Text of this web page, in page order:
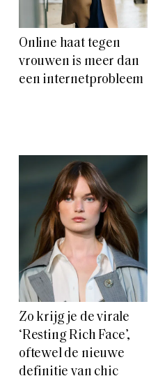
Online haat tegen
vrouwen is meer dan
een internetprobleem
Zo krijg je de virale
‘Resting Rich Face’,
oftewel de nieuwe
definitie van chic